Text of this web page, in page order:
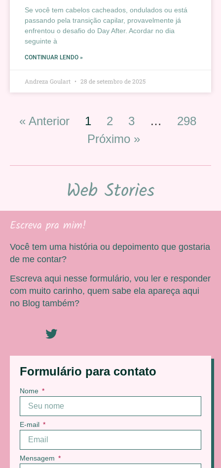
Se você tem cabelos cacheados, ondulados ou está
passando pela transição capilar, provavelmente já
enfrentou o desafio do Day After. Acordar no dia
seguinte à
CONTINUAR LENDO »
Andreza Goulart 28 de setembro de 2025
« Anterior 1 2 3 …
298
Próximo »
Web Stories
Formulário para contato
Nome
E-mail
Mensagem
Escreva pra mim!
Você tem uma história ou depoimento que gostaria
de me contar?
Escreva aqui nesse formulário, vou ler e responder
com muito carinho, quem sabe ela apareça aqui
no Blog também?